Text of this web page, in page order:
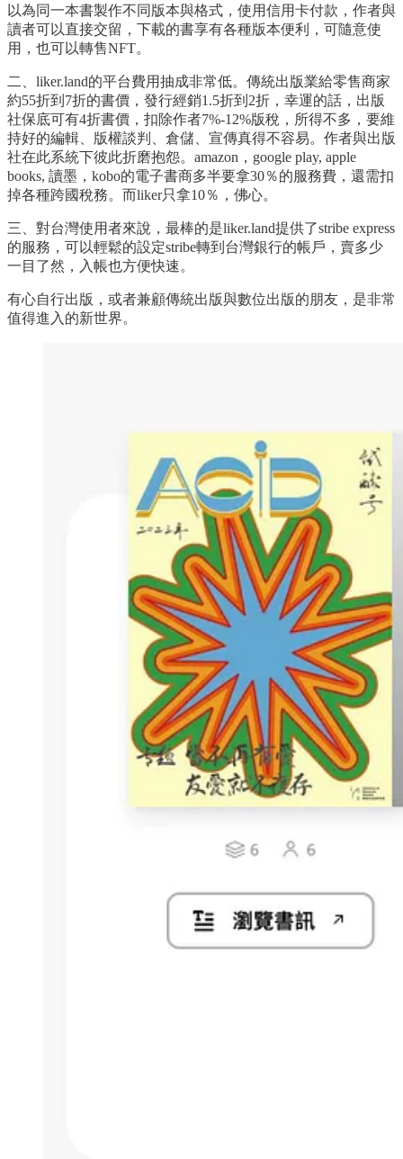
以為同一本書製作不同版本與格式，使用信用卡付款，作者與
讀者可以直接交留，下載的書享有各種版本便利，可隨意使
用，也可以轉售NFT。
二、liker.land的平台費用抽成非常低。傳統出版業給零售商家
約55折到7折的書價，發行經銷1.5折到2折，幸運的話，出版
社保底可有4折書價，扣除作者7%-12%版稅，所得不多，要維
持好的編輯、版權談判、倉儲、宣傳真得不容易。作者與出版
社在此系統下彼此折磨抱怨。amazon，google play, apple
books, 讀墨，kobo的電子書商多半要拿30％的服務費，還需扣
掉各種跨國稅務。而liker只拿10％，佛心。
三、對台灣使用者來說，最棒的是liker.land提供了stribe express
的服務，可以輕鬆的設定stribe轉到台灣銀行的帳戶，賣多少
一目了然，入帳也方便快速。
有心自行出版，或者兼顧傳統出版與數位出版的朋友，是非常
值得進入的新世界。